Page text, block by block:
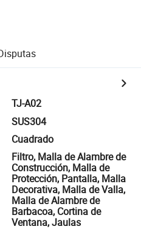
TJ-A02
SUS304
Cuadrado
Filtro, Malla de Alambre de
Construcción, Malla de
Protección, Pantalla, Malla
Decorativa, Malla de Valla,
Malla de Alambre de
Barbacoa, Cortina de
Ventana, Jaulas